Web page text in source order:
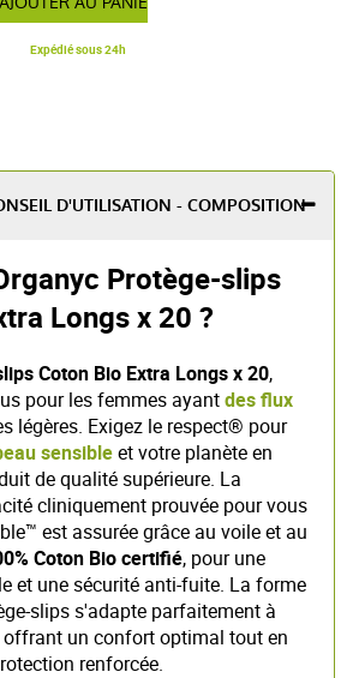
Expédié sous 24h
D'UTILISATION - COMPOSITION
Protège-slips
Longs x 20 ?
Coton Bio Extra Longs x 20,
pour les femmes ayantdes flux
légères. Exigez le respect® pour
sensibleet votre planète en
de qualité supérieure. La
cliniquement prouvée pour vous
est assurée grâce au voile et au
Coton Bio certifié, pour une
et une sécurité anti-fuite. La forme
slips s'adapte parfaitement à
un confort optimal tout en
renforcée.